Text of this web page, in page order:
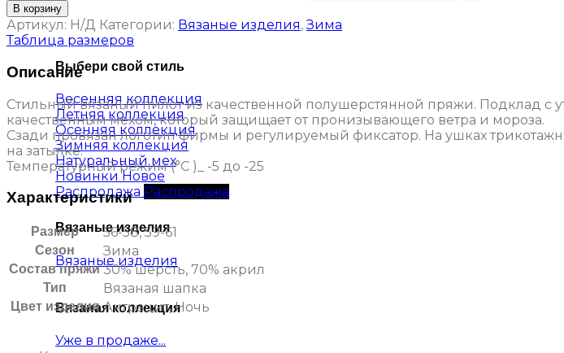
Выбери свой стиль
Весенняя коллекция
Летняя коллекция
Осенняя коллекция
Зимняя коллекция
Натуральный мех
Новинки
Распродажа
Вязаные изделия
Вязаные изделия
Вязаная коллекция
Уже в продаже...
В корзину
Артикул: Н/Д Категории: Вязаные изделия,Зима
Таблица размеров
Описание
Стильный вязаный пилот из качественной полушерстянной пряжи. Подклад
качественным мехом, который защищает от пронизывающего ветра и мороза.
Сзади провязан логотип фирмы и регулируемый фиксатор. На ушках
на затылке.
Температурный режим (°C )_ -5 до -25
Характеристики
Размер 56-58, 59-61
Сезон Зима
Состав пряжи 30% шерсть, 70% акрил
Тип Вязаная шапка
Цвет изделия Антрацит, Ночь